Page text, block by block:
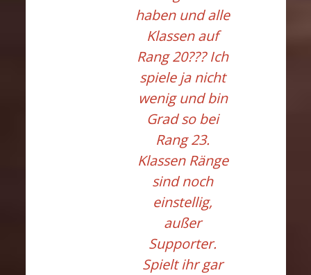
haben und alle
Klassen auf
Rang 20??? Ich
spiele ja nicht
wenig und bin
Grad so bei
Rang 23.
Klassen Ränge
sind noch
einstellig,
außer
Supporter.
Spielt ihr gar